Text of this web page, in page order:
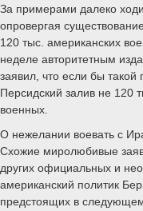
За примерами далеко
опровергая
120 тыс. американских
неделе авторитетным
заявил, что если бы
Персидский залив не 120
военных.
О нежелании воевать с
Схожие миролюбивые
других официальных и
американский политик
предстоящих в следующем